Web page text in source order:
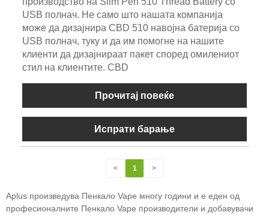
USB полнач. Не само што нашата компанија
може да дизајнира CBD 510 навојна батерија со
USB полнач, туку и да им помогне на нашите
клиенти да дизајнираат пакет според омилениот
стил на клиентите. CBD
Прочитај повеќе
Испрати барање
< 1 >
Aplus произведува Пенкало Vape многу години и е еден од
професионалните Пенкало Vape производители и добавувачи